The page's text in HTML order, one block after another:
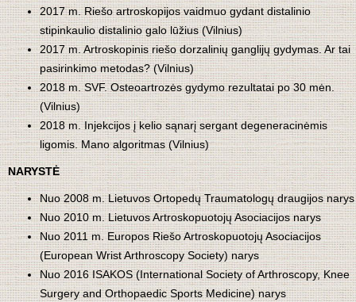
2017 m. Riešo artroskopijos vaidmuo gydant distalinio
stipinkaulio distalinio galo lūžius (Vilnius)
2017 m. Artroskopinis riešo dorzalinių ganglijų gydymas. Ar tai
pasirinkimo metodas? (Vilnius)
2018 m. SVF. Osteoartrozės gydymo rezultatai po 30 mėn.
(Vilnius)
2018 m. Injekcijos į kelio sąnarį sergant degeneracinėmis
ligomis. Mano algoritmas (Vilnius)
NARYSTĖ
Nuo 2008 m. Lietuvos Ortopedų Traumatologų draugijos narys
Nuo 2010 m. Lietuvos Artroskopuotojų Asociacijos narys
Nuo 2011 m. Europos Riešo Artroskopuotojų Asociacijos
(European Wrist Arthroscopy Society) narys
Nuo 2016 ISAKOS (International Society of Arthroscopy, Knee
Surgery and Orthopaedic Sports Medicine) narys